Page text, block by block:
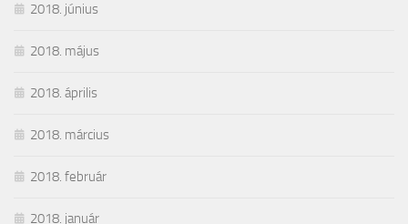
2018. június
2018. május
2018. április
2018. március
2018. február
2018. január